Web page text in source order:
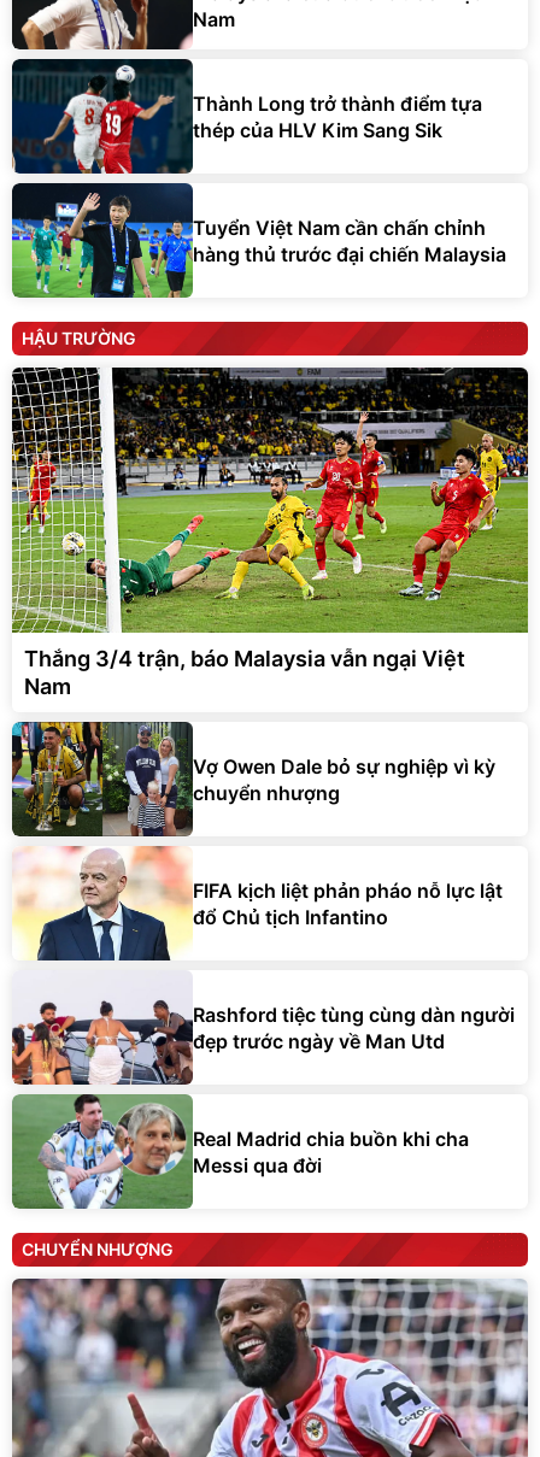
Nam
Thành Long trở thành điểm tựa
thép của HLV Kim Sang Sik
Tuyển Việt Nam cần chấn chỉnh
hàng thủ trước đại chiến Malaysia
HẬU TRƯỜNG
Thắng 3/4 trận, báo Malaysia vẫn ngại Việt
Nam
Vợ Owen Dale bỏ sự nghiệp vì kỳ
chuyển nhượng
FIFA kịch liệt phản pháo nỗ lực lật
đổ Chủ tịch Infantino
Rashford tiệc tùng cùng dàn người
đẹp trước ngày về Man Utd
Real Madrid chia buồn khi cha
Messi qua đời
CHUYỂN NHƯỢNG